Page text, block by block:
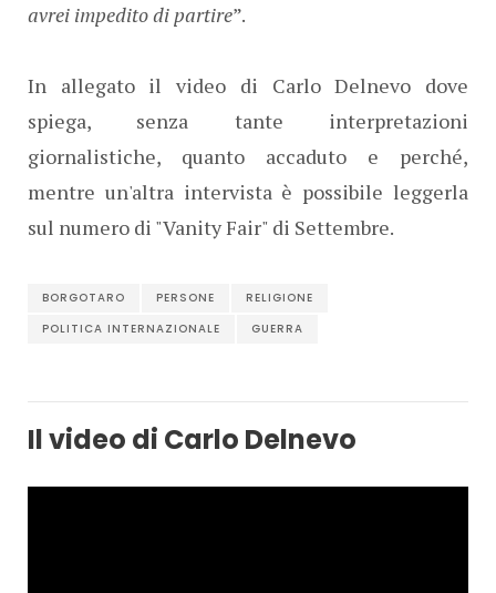
avrei impedito di partire”.
In allegato il video di Carlo Delnevo dove
spiega, senza tante interpretazioni
giornalistiche, quanto accaduto e perché,
mentre un'altra intervista è possibile leggerla
sul numero di "Vanity Fair" di Settembre.
BORGOTARO PERSONE
RELIGIONE
POLITICA INTERNAZIONALE
GUERRA
Il video di Carlo Delnevo